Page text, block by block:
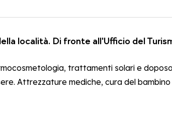
località. Di fronte all'Ufficio del
trattamenti solari e
Attrezzature mediche, cura del bambino